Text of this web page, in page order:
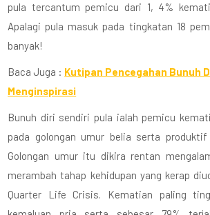
pula tercantum pemicu dari 1, 4%
Apalagi pula masuk pada tingkatan 18
banyak!
Baca Juga : Kutipan Pencegahan Bunuh
Menginspirasi
Bunuh diri sendiri pula ialah pemicu
pada golongan umur belia serta
Golongan umur itu dikira rentan
merambah tahap kehidupan yang kerap
Quarter Life Crisis. Kematian paling